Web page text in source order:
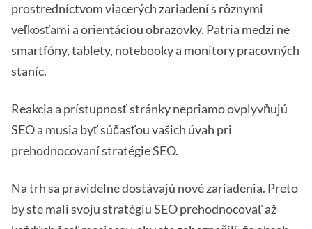
prostredníctvom viacerých zariadení s rôznymi
veľkosťami a orientáciou obrazovky. Patria medzi ne
smartfóny, tablety, notebooky a monitory pracovných
staníc.
Reakcia a prístupnosť stránky nepriamo ovplyvňujú
SEO a musia byť súčasťou vašich úvah pri
prehodnocovaní stratégie SEO.
Na trh sa pravidelne dostávajú nové zariadenia. Preto
by ste mali svoju stratégiu SEO prehodnocovať až